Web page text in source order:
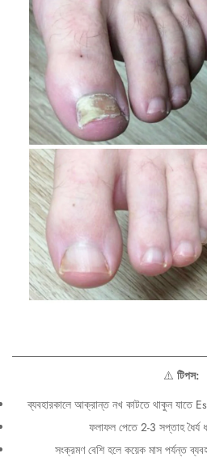
⚠️ টিপস:
ব্যবহারকালে আক্রান্ত নখ কাটতে থাকুন যাতে
ফলাফল পেতে 2-3 সপ্তাহ ধৈর্য
সংক্রমণ বেশি হলে কয়েক মাস পর্যন্ত